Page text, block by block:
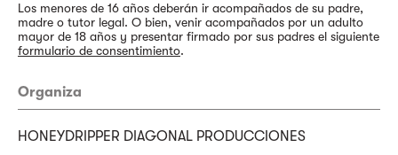
Los menores de 16 años deberán ir acompañados de su padre,
madre o tutor legal. O bien, venir acompañados por un adulto
mayor de 18 años y presentar firmado por sus padres el siguiente
formulario de consentimiento.
Organiza
HONEYDRIPPER DIAGONAL PRODUCCIONES